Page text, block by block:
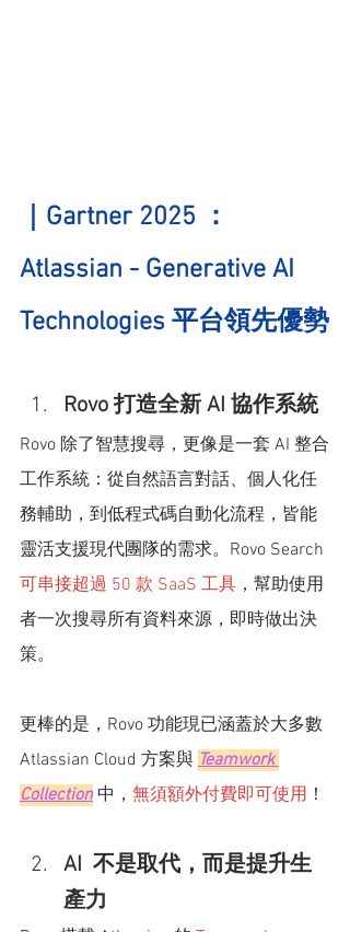
｜Gartner 2025 ：
Atlassian - Generative AI
Technologies 平台領先優勢
Rovo 打造全新 AI 協作系統
Rovo 除了智慧搜尋，更像是一套 AI 整合
工作系統：從自然語言對話、個人化任
務輔助，到低程式碼自動化流程，皆能
靈活支援現代團隊的需求。Rovo Search
可串接超過 50 款 SaaS 工具 ，幫助使用
者一次搜尋所有資料來源，即時做出決
策。
更棒的是，Rovo 功能現已涵蓋於大多數
Atlassian Cloud 方案與 Teamwork
Collection 中， 無須額外付費即可使用 ！
AI 不是取代，而是提升生
產力